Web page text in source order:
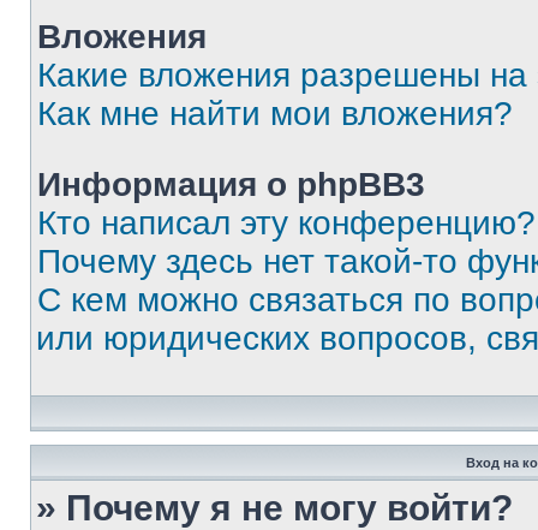
Вложения
Какие вложения разрешены
Как мне найти мои вложения?
Информация о phpBB3
Кто написал эту конференцию?
Почему здесь нет такой-то
С кем можно связаться по
или юридических вопросов,
Вход на
» Почему я не могу войти?